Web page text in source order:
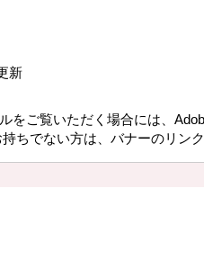
新
をご覧いただく場合には、
ちでない方は、バナーのリン